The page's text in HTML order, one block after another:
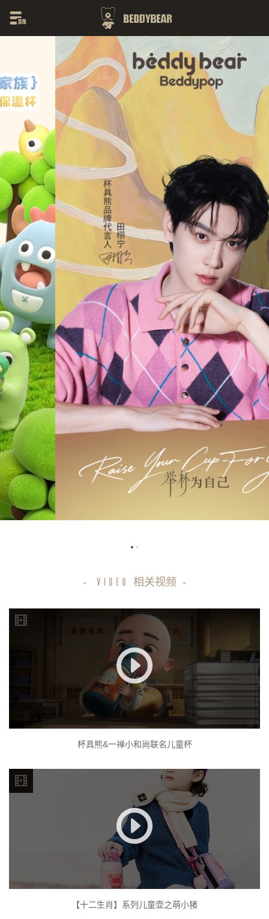
- VIDEO 相关视频 -
杯具熊&一禅小和尚联名儿童杯
【十二生肖】系列儿童壶之萌小猪